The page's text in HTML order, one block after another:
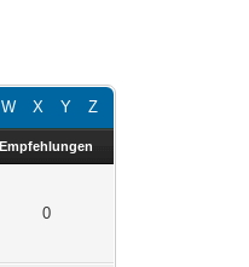
W X Y Z
Empfehlungen
0